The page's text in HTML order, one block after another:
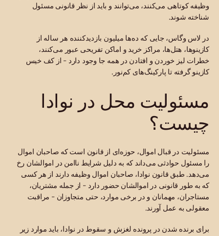
وظیفه کوتاهی می‌کنند، می‌توانند و باید از نظر قانونی مسئول
شناخته شوند.
در لاس وگاس، جایی که ده‌ها میلیون بازدیدکننده هر ساله از
کازینوها، هتل‌ها، مراکز خرید و اماکن تفریحی عبور می‌کنند،
خطرات لیز خوردن و افتادن در همه جا وجود دارد - از کف خیس
کازینو گرفته تا پارکینگ‌های کم‌نور.
مسئولیت محل در نوادا
چیست؟
مسئولیت در قبال اموال، حوزه‌ای از قانون است که صاحبان اموال
را مسئول حوادثی می‌داند که به دلیل شرایط ناامن در اموالشان رخ
می‌دهد. طبق قانون نوادا، صاحبان اموال وظیفه دارند از هر کسی
که به طور قانونی در اموالشان حضور دارد - از جمله مشتریان،
مستاجران، مهمانان و در برخی موارد، حتی متجاوزان - مراقبت
معقولی به عمل آورند.
برای برنده شدن در پرونده لغزش و سقوط در نوادا، باید موارد زیر